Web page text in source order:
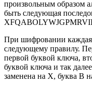
произвольным образом
быть следующая
При шифровании каждая
следующему правилу.
первой буквой ключа,
буквой ключа и так
заменена на X, буква B